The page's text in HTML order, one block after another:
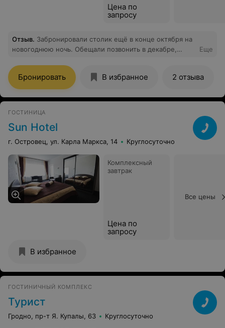
Цена по
запросу
Отзыв. Забронировали столик ещё в конце октября на
новогоднюю ночь. Обещали позвонить в декабре,
дальнейшего заказа - так и не позвонили. Перезвонили
мы сами 26 декабря - в итоге сказали, что нас
вычеркнули потому что мы не внесли аванс. А по факту
даже не записывали вовсе-т.к. ни фамилии, ни номера
телефона у них нашего не было. Администратор
абсолютно не умеет. Хамское общение с её стороны
оставляет не самые лучшие впечатления о вашем
другое заведение и все организовали для нас на
высшем уровне.
Еще
Бронировать В избранное 2 отзыва
ГОСТИНИЦА
Sun Hotel
г. Островец, ул. Карла Маркса, 14 Круглосуточно
Комплексный
завтрак
Цена по
запросу
Все цены
В избранное
ГОСТИНИЧНЫЙ КОМПЛЕКС
Турист
Гродно, пр-т Я. Купалы, 63 Круглосуточно